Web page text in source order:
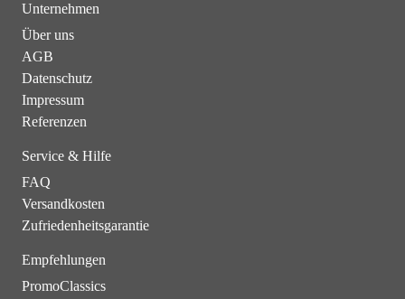
Unternehmen
Über uns
AGB
Datenschutz
Impressum
Referenzen
Service & Hilfe
FAQ
Versandkosten
Zufriedenheitsgarantie
Empfehlungen
PromoClassics